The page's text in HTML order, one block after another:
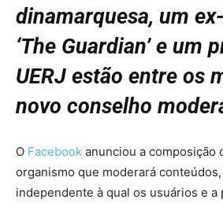
dinamarquesa, um
‘The Guardian’ e um
UERJ estão entre os
novo conselho
O Facebook anunciou a composição
organismo que moderará
independente à qual os usuários e a